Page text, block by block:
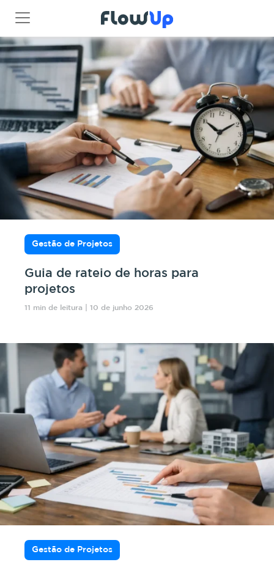
Gestão de Projetos
Guia de rateio de horas para
projetos
11 min de leitura | 10 de junho 2026
Gestão de Projetos